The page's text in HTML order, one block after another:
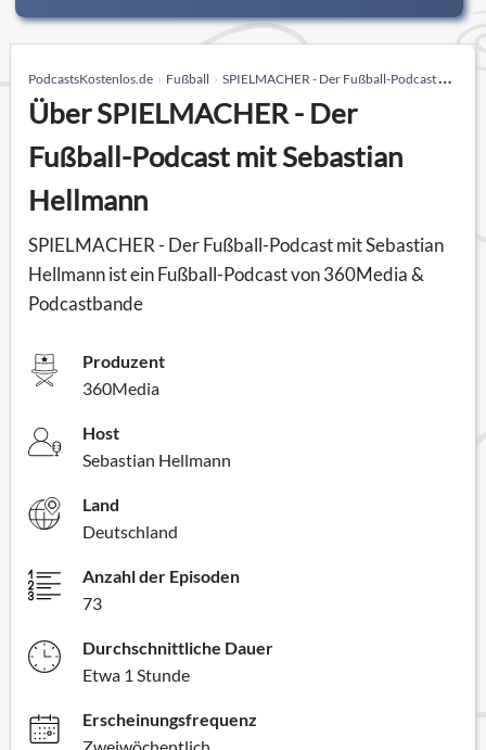
PodcastsKostenlos.de Fußball SPIELMACHER - Der Fußball-Podcast mit Sebastian Hellmann
Über SPIELMACHER - Der
Fußball-Podcast mit Sebastian
Hellmann
SPIELMACHER - Der Fußball-Podcast mit Sebastian
Hellmann ist ein Fußball-Podcast von 360Media &
Podcastbande
Produzent
360Media
Host
Sebastian Hellmann
Land
Deutschland
Anzahl der Episoden
73
Durchschnittliche Dauer
Etwa 1 Stunde
Erscheinungsfrequenz